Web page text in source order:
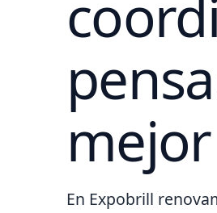
mejor
En Expobrill